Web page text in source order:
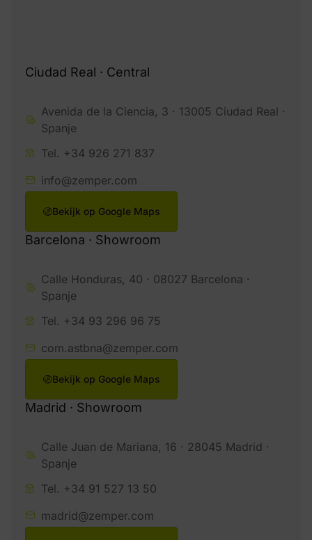
Ciudad Real · Central
Avenida de la Ciencia, 3 · 13005 Ciudad Real ·
Spanje
Tel. +34 926 271 837
info@zemper.com
Bekijk op Google Maps
Barcelona · Showroom
Calle Honduras, 40 · 08027 Barcelona ·
Spanje
Tel. +34 93 296 96 75
com.astbna@zemper.com
Bekijk op Google Maps
Madrid · Showroom
Calle Juan de Mariana, 16 · 28045 Madrid ·
Spanje
Tel. +34 91 527 13 50
madrid@zemper.com